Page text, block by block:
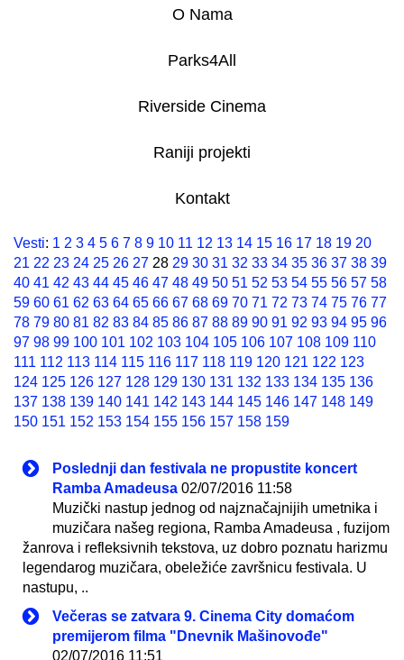
O Nama
Parks4All
Riverside Cinema
Raniji projekti
Kontakt
Vesti: 1 2 3 4 5 6 7 8 9 10 11 12 13 14 15 16 17 18 19 20
21 22 23 24 25 26 27 28 29 30 31 32 33 34 35 36 37 38 39
40 41 42 43 44 45 46 47 48 49 50 51 52 53 54 55 56 57 58
59 60 61 62 63 64 65 66 67 68 69 70 71 72 73 74 75 76 77
78 79 80 81 82 83 84 85 86 87 88 89 90 91 92 93 94 95 96
97 98 99 100 101 102 103 104 105 106 107 108 109 110
111 112 113 114 115 116 117 118 119 120 121 122 123
124 125 126 127 128 129 130 131 132 133 134 135 136
137 138 139 140 141 142 143 144 145 146 147 148 149
150 151 152 153 154 155 156 157 158 159
Poslednji dan festivala ne propustite koncert
Ramba Amadeusa 02/07/2016 11:58
Muzički nastup jednog od najznačajnijih umetnika i
muzičara našeg regiona, Ramba Amadeusa , fuzijom
žanrova i refleksivnih tekstova, uz dobro poznatu harizmu
legendarog muzičara, obeležiće završnicu festivala. U
nastupu, ..
Večeras se zatvara 9. Cinema City domaćom
premijerom filma "Dnevnik Mašinovođe"
02/07/2016 11:51